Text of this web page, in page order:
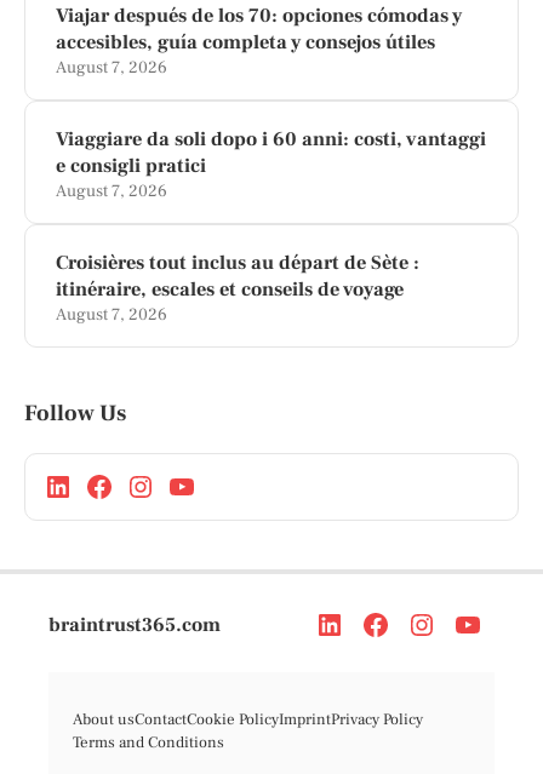
Viajar después de los 70: opciones cómodas y
accesibles, guía completa y consejos útiles
August 7, 2026
Viaggiare da soli dopo i 60 anni: costi, vantaggi
e consigli pratici
August 7, 2026
Croisières tout inclus au départ de Sète :
itinéraire, escales et conseils de voyage
August 7, 2026
Follow Us
braintrust365.com
About usContactCookie PolicyImprintPrivacy Policy
Terms and Conditions